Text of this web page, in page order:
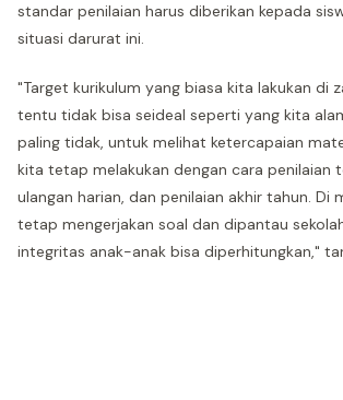
standar penilaian harus diberikan kepada
situasi darurat ini.
"Target kurikulum yang biasa kita lakukan di
tentu tidak bisa seideal seperti yang kita
paling tidak, untuk melihat ketercapaian
kita tetap melakukan dengan cara penilaian
ulangan harian, dan penilaian akhir tahun. Di
tetap mengerjakan soal dan dipantau
integritas anak-anak bisa diperhitungkan,"